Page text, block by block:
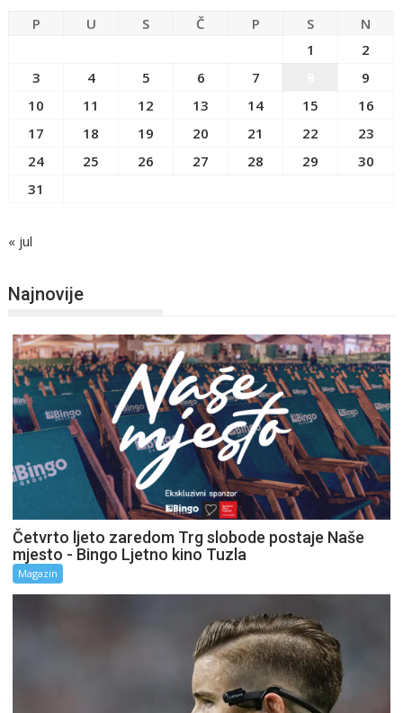
P U S Č P S
N
1
2
3
4 5 6 7
9
10
11 12 13 14 15
16
17
18 19 20 21 22
23
24
25 26 27 28 29
30
31
« jul
Najnovije
Četvrto ljeto zaredom Trg slobode postaje Naše
mjesto - Bingo Ljetno kino Tuzla
Magazin